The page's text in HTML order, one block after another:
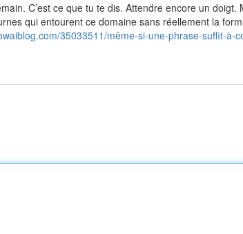
C’est ce que tu te dis. Attendre encore un doigt.
qui entourent ce domaine sans réellement la
35033511/même-si-une-phrase-suffit-à-